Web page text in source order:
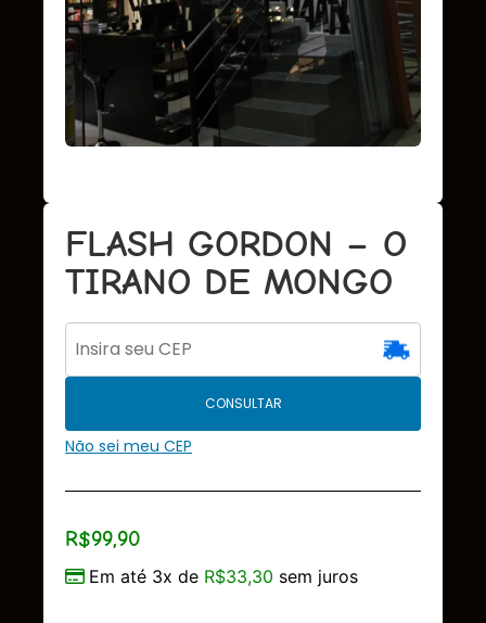
FLASH GORDON – O
TIRANO DE MONGO
CONSULTAR
Não sei meu CEP
R$99,90
Em até 3x de R$33,30 sem juros